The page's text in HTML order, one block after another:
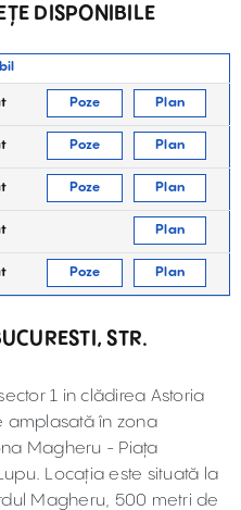
DISPONIBILE
Poze Plan
Poze Plan
Poze Plan
Plan
Poze Plan
STR.
1 in clădirea Astoria
amplasată în zona
Magheru - Piața
Locația este situată la
Magheru, 500 metri de